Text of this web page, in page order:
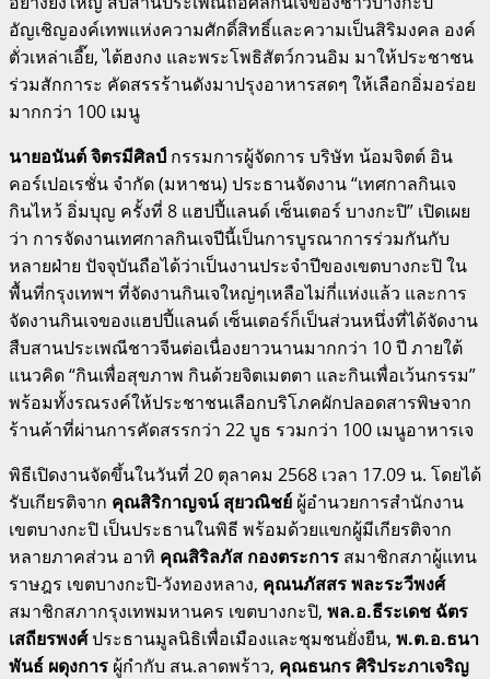
อัญเชิญองค์เทพแห่งความศักดิ์สิทธิ์และความเป็นสิริมงคล องค์
ตั่วเหล่าเอี๊ย, ไต้ฮงกง และพระโพธิสัตว์กวนอิม มาให้ประชาชน
ร่วมสักการะ คัดสรรร้านดังมาปรุงอาหารสดๆ ให้เลือกอิ่มอร่อย
มากกว่า 100 เมนู
นายอนันต์ จิตรมีศิลป์ กรรมการผู้จัดการ บริษัท น้อมจิตต์ อิน
คอร์เปอเรชั่น จำกัด (มหาชน) ประธานจัดงาน “เทศกาลกินเจ
กินไหว้ อิ่มบุญ ครั้งที่ 8 แฮปปี้แลนด์ เซ็นเตอร์ บางกะปิ” เปิดเผย
ว่า การจัดงานเทศกาลกินเจปีนี้เป็นการบูรณาการร่วมกันกับ
หลายฝ่าย ปัจจุบันถือได้ว่าเป็นงานประจำปีของเขตบางกะปิ ใน
พื้นที่กรุงเทพฯ ที่จัดงานกินเจใหญ่ๆเหลือไม่กี่แห่งแล้ว และการ
จัดงานกินเจของแฮปปี้แลนด์ เซ็นเตอร์ก็เป็นส่วนหนึ่งที่ได้จัดงาน
สืบสานประเพณีชาวจีนต่อเนื่องยาวนานมากกว่า 10 ปี ภายใต้
แนวคิด “กินเพื่อสุขภาพ กินด้วยจิตเมตตา และกินเพื่อเว้นกรรม”
พร้อมทั้งรณรงค์ให้ประชาชนเลือกบริโภคผักปลอดสารพิษจาก
ร้านค้าที่ผ่านการคัดสรรกว่า 22 บูธ รวมกว่า 100 เมนูอาหารเจ
พิธีเปิดงานจัดขึ้นในวันที่ 20 ตุลาคม 2568 เวลา 17.09 น. โดยได้
รับเกียรติจาก คุณสิริกาญจน์ สุยวณิชย์ ผู้อำนวยการสำนักงาน
เขตบางกะปิ เป็นประธานในพิธี พร้อมด้วยแขกผู้มีเกียรติจาก
หลายภาคส่วน อาทิ คุณสิริลภัส กองตระการ สมาชิกสภาผู้แทน
ราษฎร เขตบางกะปิ-วังทองหลาง, คุณนภัสสร พละระวีพงศ์
สมาชิกสภากรุงเทพมหานคร เขตบางกะปิ, พล.อ.ธีระเดช ฉัตร
เสถียรพงศ์ประธานมูลนิธิเพื่อเมืองและชุมชนยั่งยืน, พ.ต.อ.ธนา
พันธ์ ผดุงการ ผู้กำกับ สน.ลาดพร้าว, คุณธนกร ศิริประภาเจริญ